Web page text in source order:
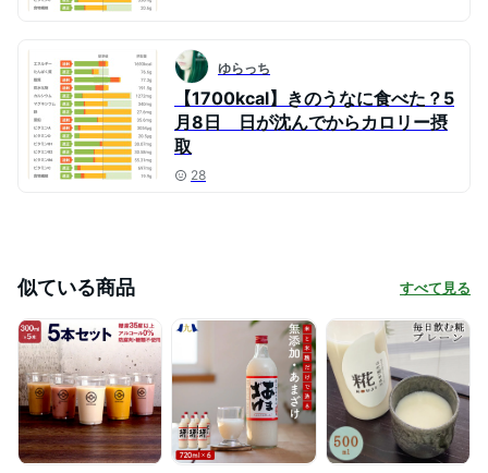
ゆらっち
【1700kcal】きのうなに食べた？5
月8日 日が沈んでからカロリー摂
取
28
似ている商品 すべて見る